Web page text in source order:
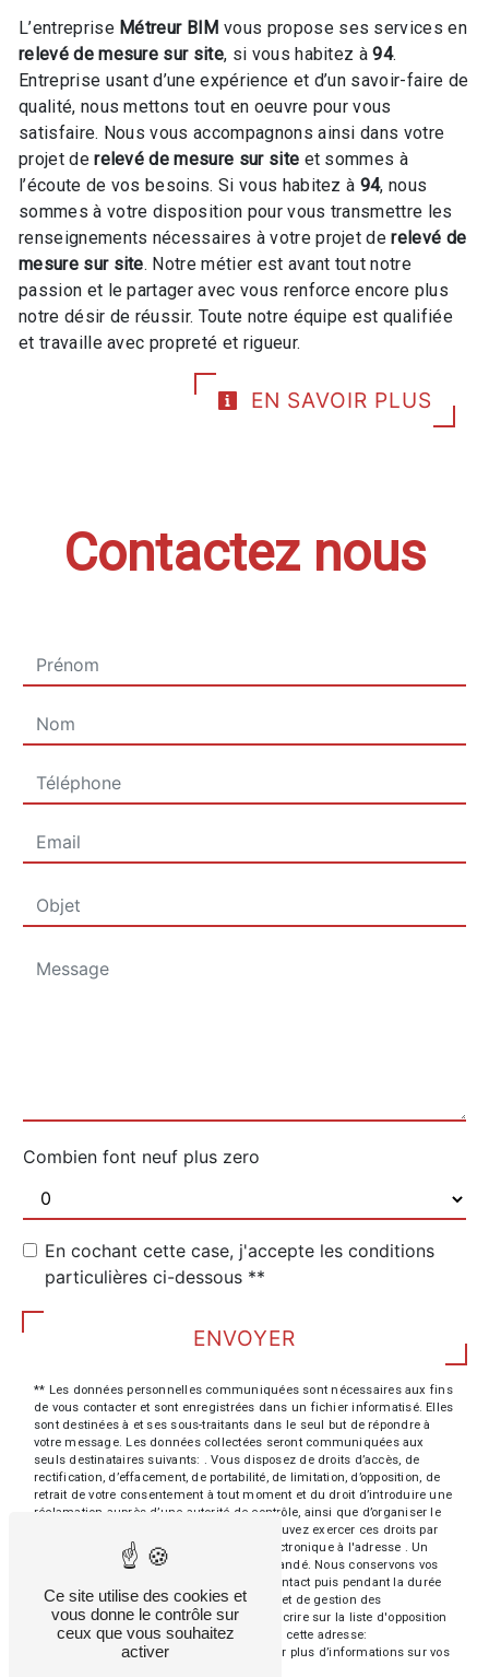
L’entreprise Métreur BIM vous propose ses services en
relevé de mesure sur site, si vous habitez à94.
Entreprise usant d’une expérience et d’un savoir-faire de
qualité, nous mettons tout en oeuvre pour vous
satisfaire. Nous vous accompagnons ainsi dans votre
projet derelevé de mesure sur site et sommes à
l’écoute de vos besoins. Si vous habitez à 94, nous
sommes à votre disposition pour vous transmettre les
renseignements nécessaires à votre projet derelevé de
mesure sur site. Notre métier est avant tout notre
passion et le partager avec vous renforce encore plus
notre désir de réussir. Toute notre équipe est qualifiée
et travaille avec propreté et rigueur.
EN SAVOIR PLUS
Contactez nous
Combien font neuf plus zero
En cochant cette case, j'accepte les conditions
particulières ci-dessous **
ENVOYER
** Les données personnelles communiquées sont nécessaires aux fins
de vous contacter et sont enregistrées dans un fichier informatisé. Elles
sont destinées à et ses sous-traitants dans le seul but de répondre à
votre message. Les données collectées seront communiquées aux
seuls destinataires suivants: . Vous disposez de droits d’accès, de
rectification, d’effacement, de portabilité, de limitation, d’opposition, de
retrait de votre consentement à tout moment et du droit d’introduire une
réclamation auprès d’une autorité de contrôle, ainsi que d’organiser le
sort de vos données post-mortem. Vous pouvez exercer ces droits par
voie postale à l'adresse ou par courrier électronique à l'adresse . Un
justificatif d'identité pourra vous être demandé. Nous conservons vos
données pendant la période de prise de contact puis pendant la durée
de prescription légale aux fins probatoires et de gestion des
contentieux. Vous avez le droit de vous inscrire sur la liste d'opposition
au démarchage téléphonique, disponible à cette adresse:
. Consultez le site cnil.fr pour plus d’informations sur vos
Ce site utilise des cookies et
vous donne le contrôle sur
ceux que vous souhaitez
activer